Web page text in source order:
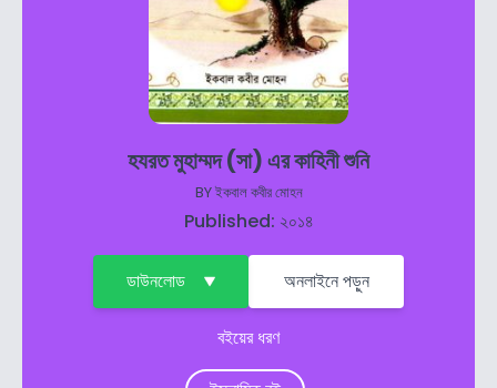
হযরত মুহাম্মদ (সা) এর কাহিনী শুনি
BYইকবাল কবীর মোহন
Published: ২০১৪
ডাউনলোড অনলাইনে পড়ুন
বইয়ের ধরণ